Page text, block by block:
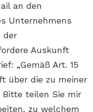
an den
Unternehmens
der
Auskunft
„Gemäß Art. 15
über die zu meiner
Bitte teilen Sie mir
zu welchem